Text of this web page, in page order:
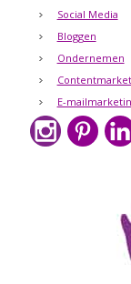
Social Media
Bloggen
Ondernemen
E-